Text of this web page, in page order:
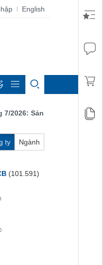
| English
Sản lượng, số lượng
ty Ngành
(101.591)